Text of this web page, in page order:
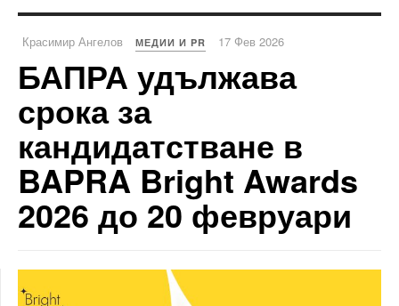
Красимир Ангелов МЕДИИ И PR 17 Фев 2026
БАПРА удължава
срока за
кандидатстване в
BAPRA Bright Awards
2026 до 20 февруари